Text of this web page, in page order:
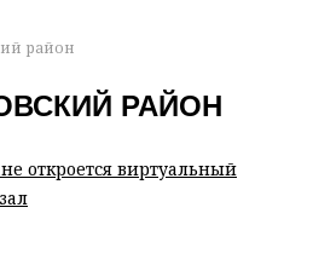
район
РАЙОН
откроется виртуальный